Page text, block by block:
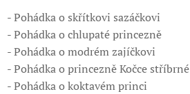
- Pohádka o skřítkovi sazáčkovi
- Pohádka o chlupaté princezně
- Pohádka o modrém zajíčkovi
- Pohádka o princezně Kočce stříbrné
- Pohádka o koktavém princi